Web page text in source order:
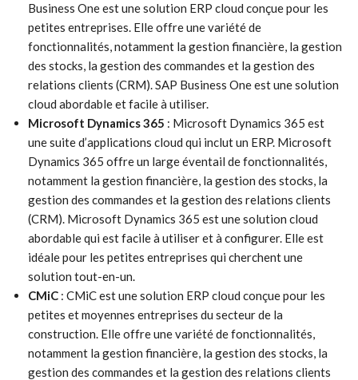
Business One est une solution ERP cloud conçue pour les
petites entreprises. Elle offre une variété de
fonctionnalités, notamment la gestion financière, la gestion
des stocks, la gestion des commandes et la gestion des
relations clients (CRM). SAP Business One est une solution
cloud abordable et facile à utiliser.
Microsoft Dynamics 365 : Microsoft Dynamics 365 est
une suite d’applications cloud qui inclut un ERP. Microsoft
Dynamics 365 offre un large éventail de fonctionnalités,
notamment la gestion financière, la gestion des stocks, la
gestion des commandes et la gestion des relations clients
(CRM). Microsoft Dynamics 365 est une solution cloud
abordable qui est facile à utiliser et à configurer. Elle est
idéale pour les petites entreprises qui cherchent une
solution tout-en-un.
CMiC : CMiC est une solution ERP cloud conçue pour les
petites et moyennes entreprises du secteur de la
construction. Elle offre une variété de fonctionnalités,
notamment la gestion financière, la gestion des stocks, la
gestion des commandes et la gestion des relations clients